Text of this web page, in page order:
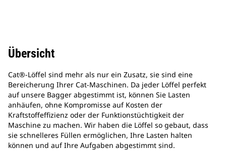
Übersicht
Cat®-Löffel sind mehr als nur ein Zusatz, sie sind eine
Bereicherung Ihrer Cat-Maschinen. Da jeder Löffel perfekt
auf unsere Bagger abgestimmt ist, können Sie Lasten
anhäufen, ohne Kompromisse auf Kosten der
Kraftstoffeffizienz oder der Funktionstüchtigkeit der
Maschine zu machen. Wir haben die Löffel so gebaut, dass
sie schnelleres Füllen ermöglichen, Ihre Lasten halten
können und auf Ihre Aufgaben abgestimmt sind.